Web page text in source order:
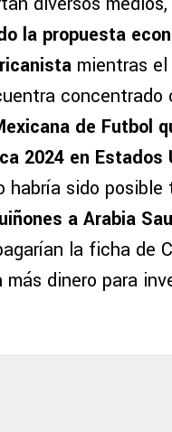
la propuesta
mientras
concentrado
de Futbol
2024 en Estados
habría sido posible
a Arabia
la ficha de
más dinero para